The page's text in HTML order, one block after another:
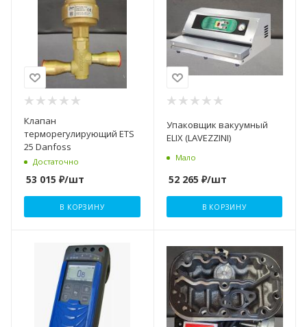
Клапан
терморегулирующий ETS
25 Danfoss
Достаточно
53 015 ₽/шт
В КОРЗИНУ
Упаковщик вакуумный
ELIX (LAVEZZINI)
Мало
52 265 ₽/шт
В КОРЗИНУ